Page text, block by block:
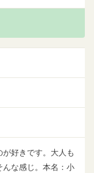
好きです。大人も
んな感じ。本名：小